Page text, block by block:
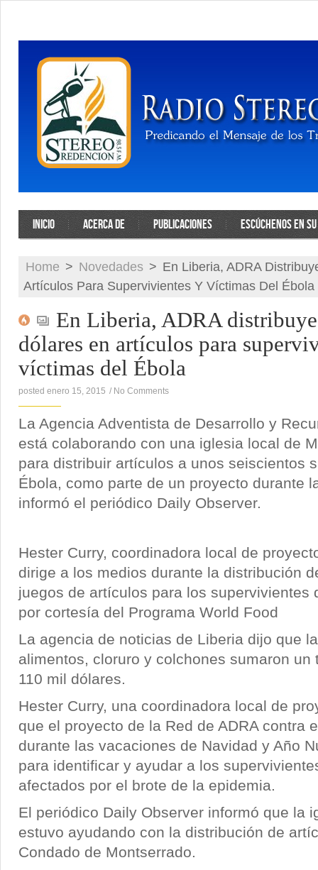
INICIO ACERCA DE PUBLICACIONES ESCÚCHENOS EN
Home > Novedades > En Liberia, ADRA
Artículos Para Supervivientes Y Víctimas Del Ébola
En Liberia, ADRA
dólares en artículos para
víctimas del Ébola
posted enero 15, 2015 / No Comments
La Agencia Adventista de Desarrollo y
está colaborando con una iglesia local de
para distribuir artículos a unos seiscientos
Ébola, como parte de un proyecto durante
informó el periódico Daily Observer.
Hester Curry, coordinadora local de
dirige a los medios durante la distribución
juegos de artículos para los supervivientes
por cortesía del Programa World Food
La agencia de noticias de Liberia dijo que
alimentos, cloruro y colchones sumaron un
110 mil dólares.
Hester Curry, una coordinadora local de
que el proyecto de la Red de ADRA contra
durante las vacaciones de Navidad y Año
para identificar y ayudar a los
afectados por el brote de la epidemia.
El periódico Daily Observer informó que la
estuvo ayudando con la distribución de
Condado de Montserrado.